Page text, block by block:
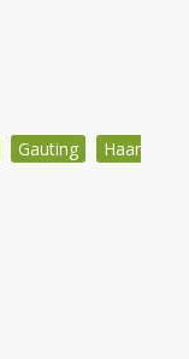
Gauting
Haar